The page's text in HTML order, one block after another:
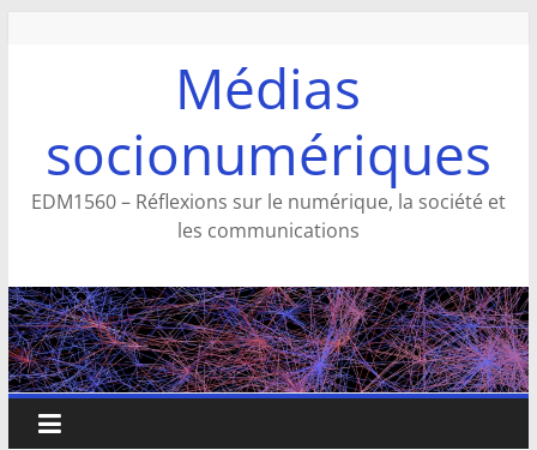
Médias
socionumériques
EDM1560 – Réflexions sur le numérique, la société et
les communications